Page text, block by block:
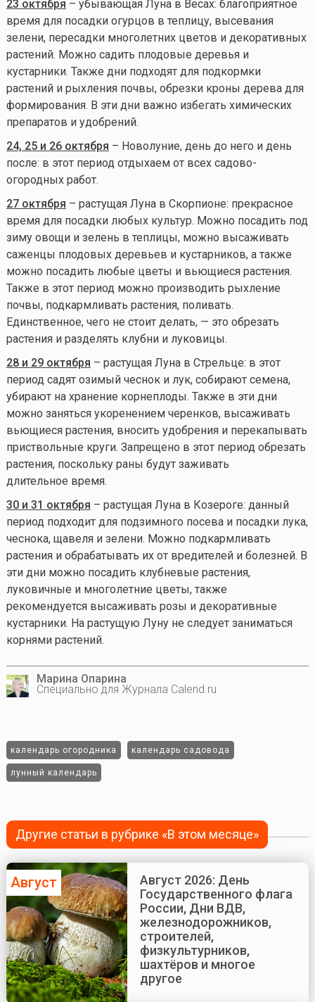
23 октября – убывающая Луна в Весах: благоприятное
время для посадки огурцов в теплицу, высевания
зелени, пересадки многолетних цветов и декоративных
растений. Можно садить плодовые деревья и
кустарники. Также дни подходят для подкормки
растений и рыхления почвы, обрезки кроны дерева для
формирования. В эти дни важно избегать химических
препаратов и удобрений.
24, 25 и 26 октября – Новолуние, день до него и день
после: в этот период отдыхаем от всех садово-
огородных работ.
27 октября – растущая Луна в Скорпионе: прекрасное
время для посадки любых культур. Можно посадить под
зиму овощи и зелень в теплицы, можно высаживать
саженцы плодовых деревьев и кустарников, а также
можно посадить любые цветы и вьющиеся растения.
Также в этот период можно производить рыхление
почвы, подкармливать растения, поливать.
Единственное, чего не стоит делать, — это обрезать
растения и разделять клубни и луковицы.
28 и 29 октября – растущая Луна в Стрельце: в этот
период садят озимый чеснок и лук, собирают семена,
убирают на хранение корнеплоды. Также в эти дни
можно заняться укоренением черенков, высаживать
вьющиеся растения, вносить удобрения и перекапывать
приствольные круги. Запрещено в этот период обрезать
растения, поскольку раны будут заживать
длительное время.
30 и 31 октября – растущая Луна в Козероге: данный
период подходит для подзимного посева и посадки лука,
чеснока, щавеля и зелени. Можно подкармливать
растения и обрабатывать их от вредителей и болезней. В
эти дни можно посадить клубневые растения,
луковичные и многолетние цветы, также
рекомендуется высаживать розы и декоративные
кустарники. На растущую Луну не следует заниматься
корнями растений.
Марина Опарина
Специально для Журнала Calend.ru
календарь огородника календарь садовода
лунный календарь
Другие статьи в рубрике «В этом месяце»
Август
Август 2026: День
Государственного флага
России, Дни ВДВ,
железнодорожников,
строителей,
физкультурников,
шахтёров и многое
другое